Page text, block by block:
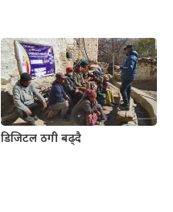
डिजिटल ठगी बढ्दै